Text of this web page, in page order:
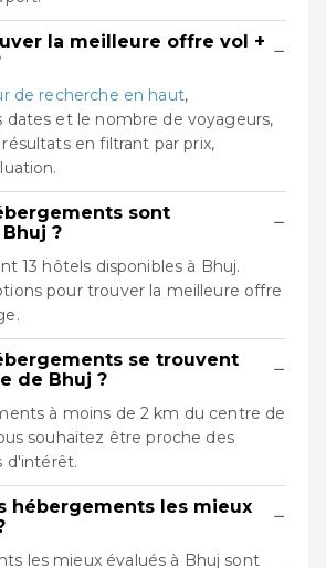
la meilleure offre vol + −
de recherche en haut,
dates et le nombre de voyageurs,
en filtrant par prix,
sont
?
−
13 hôtels disponibles à Bhuj.
pour trouver la meilleure offre
se trouvent
de Bhuj ?
−
à moins de 2 km du centre de
souhaitez être proche des
d'intérêt.
hébergements les mieux
−
les mieux évalués à Bhuj sont